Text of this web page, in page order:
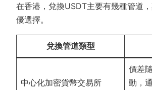
在香港，兌換USDT主要有幾種管道
優選擇。
兌換管道類型
中心化加密貨幣交易所
價差
動，